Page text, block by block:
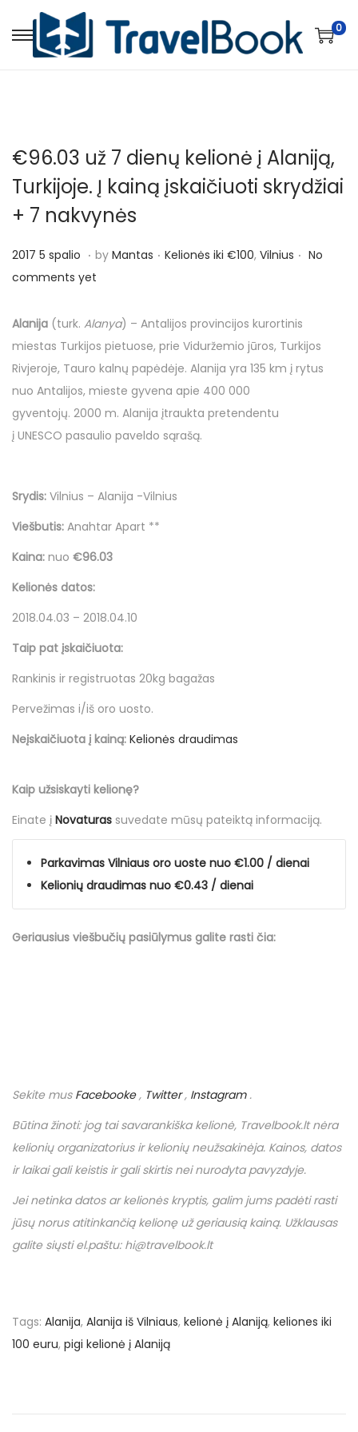
S
o
n
i
S
o
c
t
0
€96.03 už 7 dienų kelionė į Alaniją,
Turkijoje. Į kainą įskaičiuoti skrydžiai
+ 7 nakvynės
P
o
t
e
d
o
n
2017 5 spalio 2
0
7
5
s
p
a
l
. by Mantas . P
t
e
d
i
n
Kelionės iki €100, Vilnius . No
comments yet
Alanija (turk. Alanya) – Antalijos provincijos kurortinis
miestas Turkijos pietuose, prie Viduržemio jūros, Turkijos
Rivjeroje, Tauro kalnų papėdėje. Alanija yra 135 km į rytus
nuo Antalijos, mieste gyvena apie 400 000
gyventojų. 2000 m. Alanija įtraukta pretendentu
į UNESCO pasaulio paveldo sąrašą.
Srydis: Vilnius – Alanija -Vilnius
Viešbutis: Anahtar Apart **
Kaina: nuo €96.03
Kelionės datos:
2018.04.03 – 2018.04.10
Taip pat įskaičiuota:
Rankinis ir registruotas 20kg bagažas
Pervežimas i/iš oro uosto.
Neįskaičiuota į kainą: Kelionės draudimas
Kaip užsiskayti kelionę?
Einate į Novaturas suvedate mūsų pateiktą informaciją.
Parkavimas Vilniaus oro uoste nuo €1.00 / dienai
Kelionių draudimas nuo €0.43 / dienai
Geriausius viešbučių pasiūlymus galite rasti čia:
Sekite mus Facebooke, Twitter, Instagram.
Būtina žinoti: jog tai savarankiška kelionė, Travelbook.ltnėra
kelionių organizatorius ir kelionių neužsakinėja. Kainos, datos
ir laikai gali keistis ir gali skirtis nei nurodyta pavyzdyje.
Jei netinka datos ar kelionės kryptis, galim jums padėti rasti
jūsų norus atitinkančią kelionę už geriausią kainą. Užklausas
galite siųsti el.paštu: hi@travelbook.lt
Tags: Alanija, Alanija iš Vilniaus, kelionė į Alaniją, keliones iki
100 euru, pigi kelionė į Alaniją